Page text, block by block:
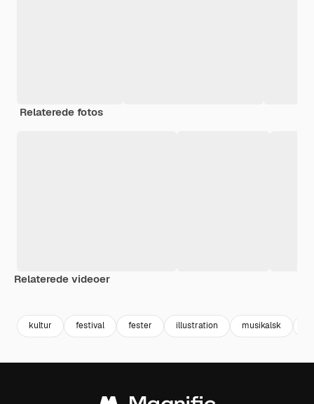
Relaterede fotos
Relaterede videoer
kultur festival fester illustration musikalsk